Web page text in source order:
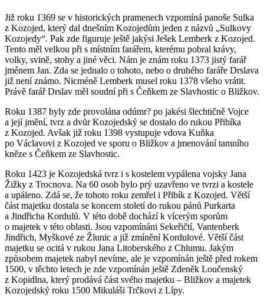
Již roku 1369 se v historických pramenech vzpomíná panoše Sulka
z Kozojed, který dal dnešním Kozojedům jeden z názvů „Sulkovy
Kozojedy“. Pak zde figuruje ještě jakýsi Ješek Lemberk z Kozojed.
Tento měl velkou při s místním farářem, kterému pobral krávy,
volky, svině, stohy a jiné věci. Nám je znám roku 1373 jistý farář
jménem Jan. Zda se jednalo o tohoto, nebo o druhého faráře Drslava
již není známo. Nicméně Lemberk musel roku 1378 všeho vrátit.
Právě farář Drslav měl soudní při s Čeňkem ze Slavhostic o Bližkov.
Roku 1387 byly zde provolána odúmr? po jakési šlechtičně Vojce
a její jmění, tvrz a dvůr Kozojedský se dostalo do rukou Přibíka
z Kozojed. Avšak již roku 1398 vystupuje vdova Kuňka
po Václavovi z Kozojed ve sporu o Bližkov a jmenování tamního
kněze s Čeňkem ze Slavhostic.
Roku 1423 je Kozojedská tvrz i s kostelem vypálena vojsky Jana
Žižky z Trocnova. Na 60 osob bylo prý uzavřeno ve tvrzi a kostele
a upáleno. Zdá se, že tohoto roku zemřel i Přibík z Kozojed. Větší
část majetku dostala se koncem století do rukou pánů Purkarta
a Jindřicha Kordulů. V této době dochází k vícerým sporům
o majetek v této oblasti. Jsou vzpomínáni Sekeřičtí, Vantenberk
Jindřich, Myškové ze Žlunic a již zmínění Kordulové. Větší část
majetku se ocitá v rukou Jana Litoberského z Chlumu. Jakým
způsobem majetek nabyl nevíme, ale je vzpomínán ještě před rokem
1500, v těchto letech je zde vzpomínán ještě Zdeněk Loučenský
z Kopidlna, který prodává část svého majetku – Bližkov a majetek
Kozojedský roku 1500 Mikuláši Trčkovi z Lípy.